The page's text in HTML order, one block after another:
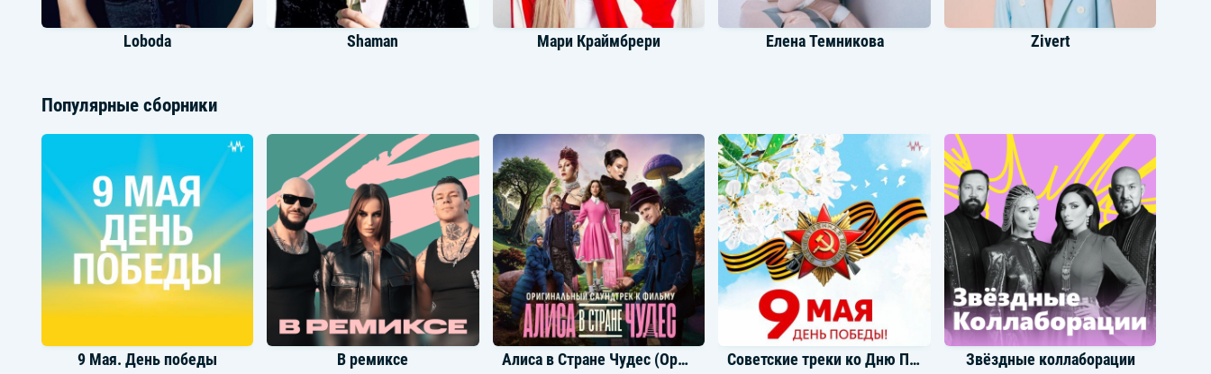
Loboda Shaman Мари Краймбрери Елена Темникова Zivert
Григорий Лепс Мэйби Бэйби Мот The Limba Баста
Популярные сборники
9 Мая. День победы В ремиксе Алиса в Стране Чудес (Оригинальный саундтреки к фильму) Советские треки ко Дню Победы Звёздные коллаборации